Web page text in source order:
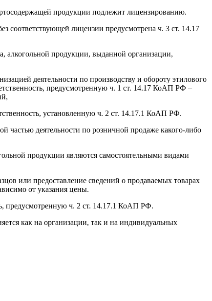
продукции подлежит лицензированию.
соответствующей лицензии предусмотрена ч. 3 ст. 14.17
алкогольной продукции, выданной организации,
деятельности по производству и обороту этилового
предусмотренную ч. 1 ст. 14.17 КоАП РФ –
установленную ч. 2 ст. 14.17.1 КоАП РФ.
деятельности по розничной продаже какого-либо
продукции являются самостоятельными видами
или предоставление сведений о продаваемых товарах
от указания цены.
предусмотренную ч. 2 ст. 14.17.1 КоАП РФ.
как на организации, так и на индивидуальных